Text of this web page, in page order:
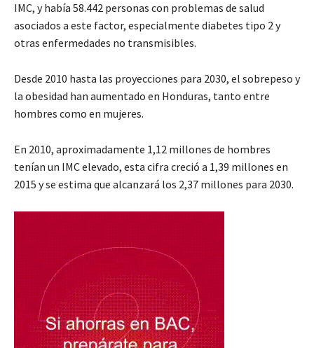
IMC, y había 58.442 personas con problemas de salud
asociados a este factor, especialmente diabetes tipo 2 y
otras enfermedades no transmisibles.
Desde 2010 hasta las proyecciones para 2030, el sobrepeso y
la obesidad han aumentado en Honduras, tanto entre
hombres como en mujeres.
En 2010, aproximadamente 1,12 millones de hombres
tenían un IMC elevado, esta cifra creció a 1,39 millones en
2015 y se estima que alcanzará los 2,37 millones para 2030.